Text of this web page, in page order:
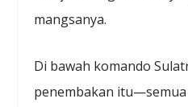
mangsanya.
Di bawah komando
penembakan